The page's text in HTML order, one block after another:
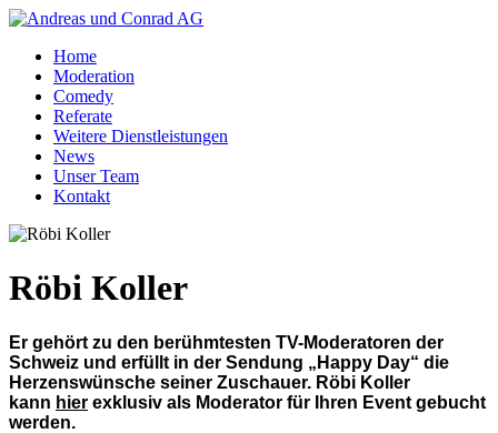
Home
Moderation
Comedy
Referate
Weitere Dienstleistungen
News
Unser Team
Kontakt
Röbi Koller
Er gehört zu den berühmtesten TV-Moderatoren der
Schweiz und erfüllt in der Sendung „Happy Day“ die
Herzenswünsche seiner Zuschauer. Röbi Koller
kann hier exklusiv als Moderator für Ihren Event gebucht
werden.